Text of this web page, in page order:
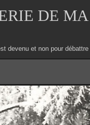
DE MA
devenu et non pour